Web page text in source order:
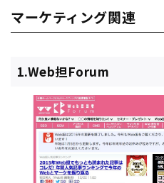
マーケティング関連
1.Web担Forum